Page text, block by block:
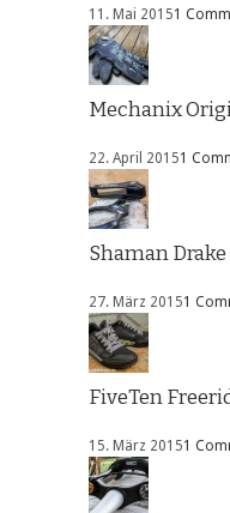
11. Mai 20151
Mechanix
22. April 20151
Shaman
27. März 20151
FiveTen
15. März 20151